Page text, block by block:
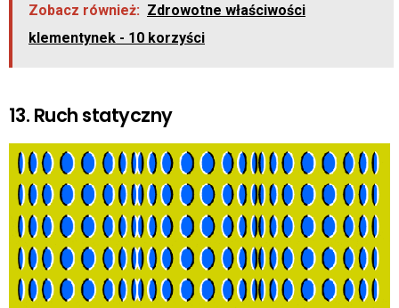
Zobacz również: Zdrowotne właściwości
klementynek - 10 korzyści
13. Ruch statyczny